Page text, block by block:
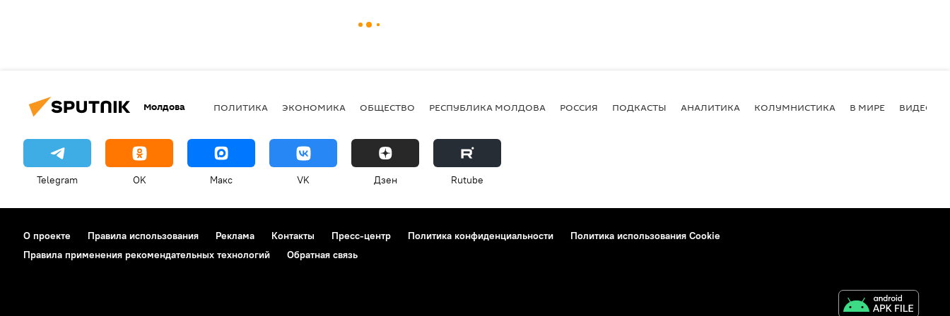
Молдова ПОЛИТИКА ЭКОНОМИКА ОБЩЕСТВО РЕСПУБЛИКА МОЛДОВА РОССИЯ ПОДКАСТЫ АНАЛИТИКА КОЛУМНИСТИКА В МИРЕ ВИДЕО
Telegram OK Макс VK Дзен Rutube
О проекте Правила использования Реклама Контакты Пресс-центр Политика конфиденциальности
Политика использования Cookie
Правила применения рекомендательных технологий
Обратная связь